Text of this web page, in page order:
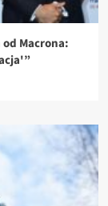
Macrona: